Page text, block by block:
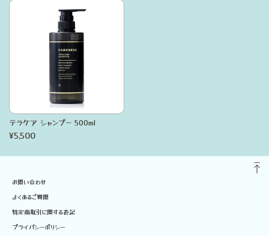
テラケア シャンプー 500ml
¥5,500
お問い合わせ
よくあるご質問
特定商取引に関する表記
プライバシーポリシー